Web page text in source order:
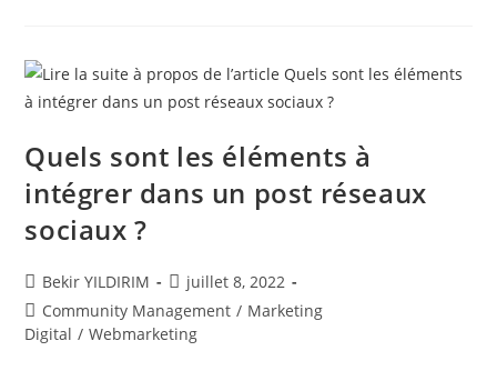
Réseaux
Sociaux
Quels sont les éléments à
intégrer dans un post réseaux
sociaux ?
Auteur/autrice
de
la
publication :
Bekir YILDIRIM
Publication
publiée :
juillet 8, 2022
Post
category:
Community Management / Marketing
Digital / Webmarketing